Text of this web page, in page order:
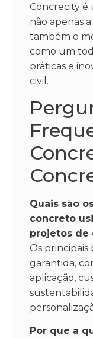
Concrecity é
não apenas
também o
como um
práticas e
civil.
Quais são
concreto
projetos de
Os
garantida,
aplicação,
Por que a